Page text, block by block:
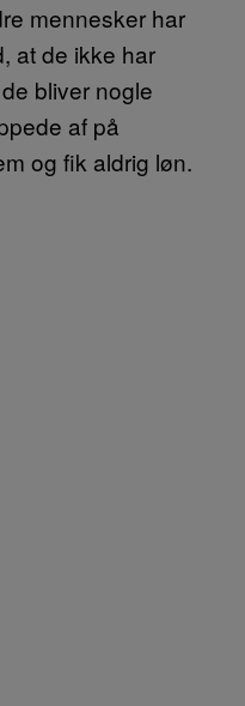
mennesker har
at de ikke har
bliver nogle
af på
og fik aldrig løn.